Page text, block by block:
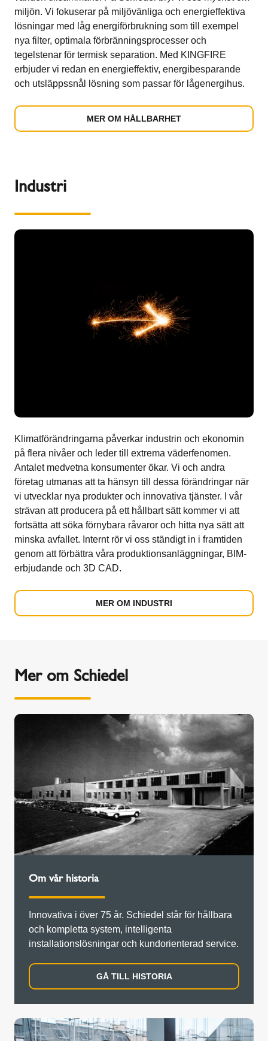
miljön. Vi fokuserar på miljövänliga och energieffektiva
lösningar med låg energiförbrukning som till exempel
nya filter, optimala förbränningsprocesser och
tegelstenar för termisk separation. Med KINGFIRE
erbjuder vi redan en energieffektiv, energibesparande
och utsläppssnål lösning som passar för lågenergihus.
MER OM HÅLLBARHET
Industri
Klimatförändringarna påverkar industrin och ekonomin
på flera nivåer och leder till extrema väderfenomen.
Antalet medvetna konsumenter ökar. Vi och andra
företag utmanas att ta hänsyn till dessa förändringar när
vi utvecklar nya produkter och innovativa tjänster. I vår
strävan att producera på ett hållbart sätt kommer vi att
fortsätta att söka förnybara råvaror och hitta nya sätt att
minska avfallet. Internt rör vi oss ständigt in i framtiden
genom att förbättra våra produktionsanläggningar, BIM-
erbjudande och 3D CAD.
MER OM INDUSTRI
Mer om Schiedel
Om vår historia
Innovativa i över 75 år. Schiedel står för hållbara
och kompletta system, intelligenta
installationslösningar och kundorienterad service.
GÅ TILL HISTORIA